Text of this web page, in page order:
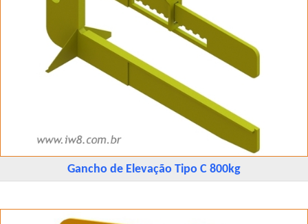
Gancho de Elevação Tipo C 800kg